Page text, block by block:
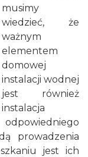
musimy
wiedzieć, że
ważnym
elementem
domowej
instalacji wodnej
jest również
instalacja
prowadzenia
jest ich